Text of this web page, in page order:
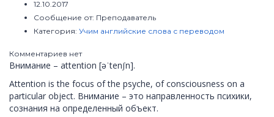
12.10.2017
Сообщение от: Преподаватель
Категория: Учим английские слова с переводом
Комментариев нет
Внимание – attention [əˈtenʃn].
Attention is the focus of the psyche, of consciousness on a
particular object. Внимание – это направленность психики,
сознания на определенный объект.